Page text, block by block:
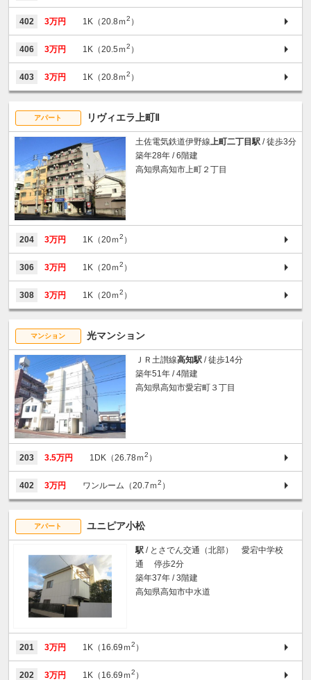
402 3万円 1K（20.8ｍ2 ）
406 3万円 1K（20.5ｍ2 ）
403 3万円 1K（20.8ｍ2 ）
アパート リヴィエラ上町Ⅱ
土佐電気鉄道伊野線上町二丁目駅 / 徒歩3分
築年28年 / 6階建
高知県高知市上町２丁目
204 3万円 1K（20ｍ2 ）
306 3万円 1K（20ｍ2 ）
308 3万円 1K（20ｍ2 ）
マンション 光マンション
ＪＲ土讃線高知駅 / 徒歩14分
築年51年 / 4階建
高知県高知市愛宕町３丁目
203 3.5万円 1DK（26.78ｍ2 ）
402 3万円 ワンルーム（20.7ｍ2 ）
アパート ユニピア小松
駅 / とさでん交通（北部） 愛宕中学校
通 停歩2分
築年37年 / 3階建
高知県高知市中水道
201 3万円 1K（16.69ｍ2 ）
202 3万円 1K（16.69ｍ2 ）